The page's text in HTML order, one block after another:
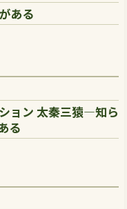
ある
ョン 太秦三猿―知ら
る